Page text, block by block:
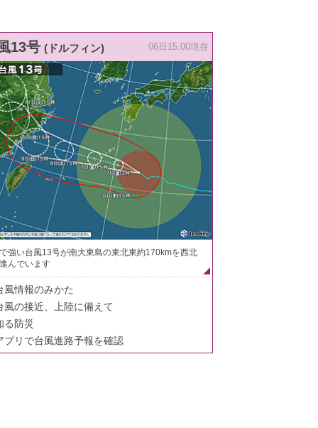
13号 (ドルフィン) 06日15:00現在
強い台風13号が南大東島の東北東約170kmを西北
んでいます
風情報のみかた
風の接近、上陸に備えて
る防災
プリで台風進路予報を確認